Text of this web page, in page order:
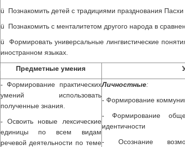
ü Познакомить детей с традициями празднования Пасхи
ü Познакомить с менталитетом другого народа в
ü Формировать универсальные лингвистические
иностранном языках.
Предметные умения
- Формирование практических
умений использовать
полученные знания.
- Освоить новые лексические
единицы по всем видам
речевой деятельности по теме
Личностные:
- Формирование
- Формирование
идентичности
- Осознание